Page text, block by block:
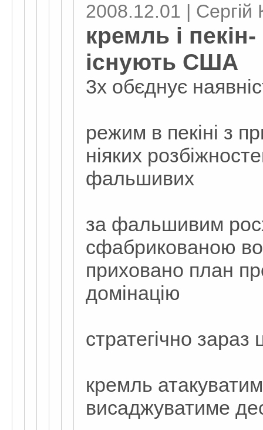
2008.12.01 | Сергій
кремль і
існують США
3х обєднує
режим в пекіні з
ніяких
фальшивих
за фальшивим
сфабрикованою
приховано план
домінацію
стратегічно зараз
кремль
висаджуватиме